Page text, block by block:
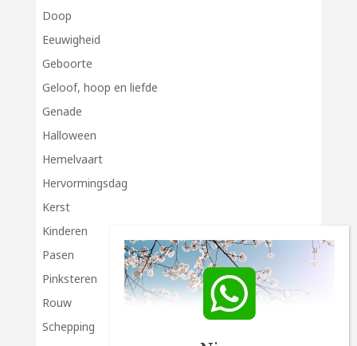
Doop
Eeuwigheid
Geboorte
Geloof, hoop en liefde
Genade
Halloween
Hemelvaart
Hervormingsdag
Kerst
Kinderen
Pasen
Pinksteren
Rouw
Schepping